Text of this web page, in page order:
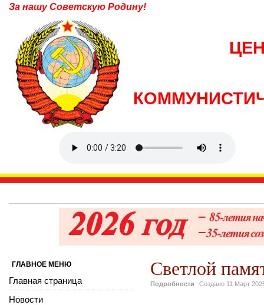
За нашу Советскую Родину!
Светлой
Подробности Создано 11 Март
ГЛАВНОЕ МЕНЮ
Главная страница
Новости